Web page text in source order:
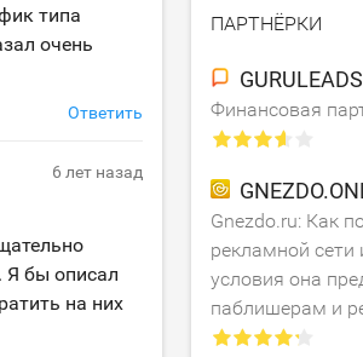
типа
очень
Ответить
6 лет назад
Я бы описал
на них
ПАРТНЁРКИ
Финансовая
Gnezdo.ru: Как
рекламной сети
условия она
паблишерам и